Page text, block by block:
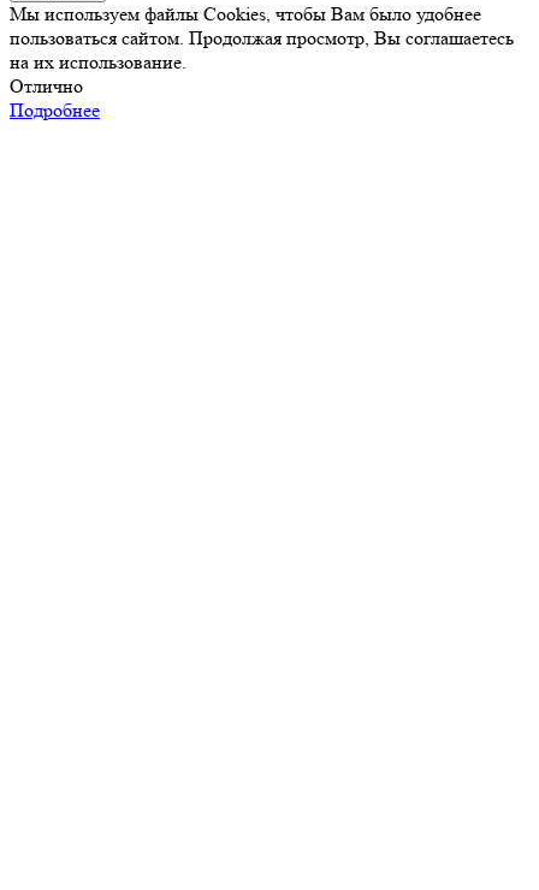
Мы используем файлы Cookies, чтобы Вам было удобнее
пользоваться сайтом. Продолжая просмотр, Вы соглашаетесь
на их использование.
Отлично
Подробнее